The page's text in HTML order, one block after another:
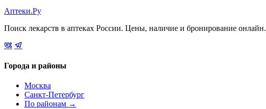
Аптеки.Ру
Поиск лекарств в аптеках России. Цены, наличие и бронирование онлайн.
Города и районы
Москва
Санкт-Петербург
По районам →